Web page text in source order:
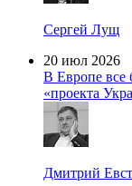
Сергей Лущ
20 июл 2026
В Европе все
«проекта
Дмитрий